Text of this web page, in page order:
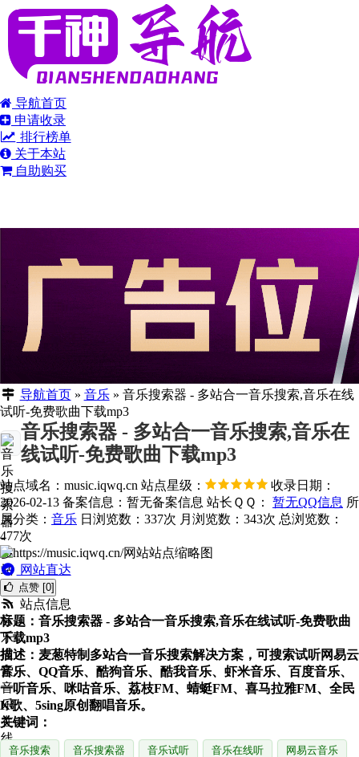
导航首页
申请收录
排行榜单
关于本站
自助购买
导航首页» 音乐» 音乐搜索器 - 多站合一音乐搜索,音乐在线
试听-免费歌曲下载mp3
音乐搜索器 - 多站合一音乐搜索,音乐在
线试听-免费歌曲下载mp3
站点域名：music.iqwq.cn 站点星级：
收录日期：
2026-02-13 备案信息： 暂无备案信息 站长ＱＱ： 暂无QQ信息 所
属分类： 音乐 日浏览数：337次 月浏览数：343次 总浏览数：
477次
网站直达
点赞 [0]
站点信息
标题：音乐搜索器 - 多站合一音乐搜索,音乐在线试听-免费歌曲
下载mp3
描述：麦葱特制多站合一音乐搜索解决方案，可搜索试听网易云
音乐、QQ音乐、酷狗音乐、酷我音乐、虾米音乐、百度音乐、
一听音乐、咪咕音乐、荔枝FM、蜻蜓FM、喜马拉雅FM、全民
K歌、5sing原创翻唱音乐。
关键词：
音乐搜索 音乐搜索器 音乐试听 音乐在线听 网易云音乐